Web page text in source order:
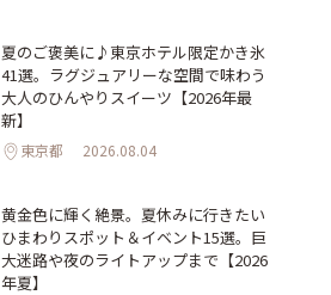
夏のご褒美に♪東京ホテル限定かき氷
41選。ラグジュアリーな空間で味わう
大人のひんやりスイーツ【2026年最
新】
東京都 2026.08.04
黄金色に輝く絶景。夏休みに行きたい
ひまわりスポット＆イベント15選。巨
大迷路や夜のライトアップまで【2026
年夏】